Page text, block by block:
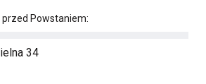
Powstaniem:
34